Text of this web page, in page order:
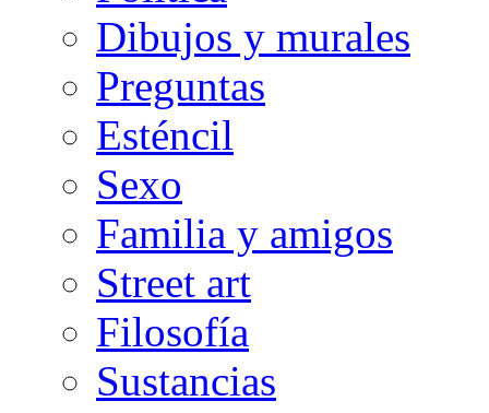
Dibujos y murales
Preguntas
Esténcil
Sexo
Familia y amigos
Street art
Filosofía
Sustancias